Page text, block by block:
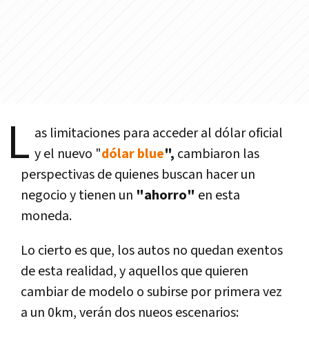
L as limitaciones para acceder al dólar oficial
y el nuevo "dólar blue", cambiaron las
perspectivas de quienes buscan hacer un
negocio y tienen un "ahorro" en esta
moneda.
Lo cierto es que, los autos no quedan exentos
de esta realidad, y aquellos que quieren
cambiar de modelo o subirse por primera vez
a un 0km, verán dos nueos escenarios: